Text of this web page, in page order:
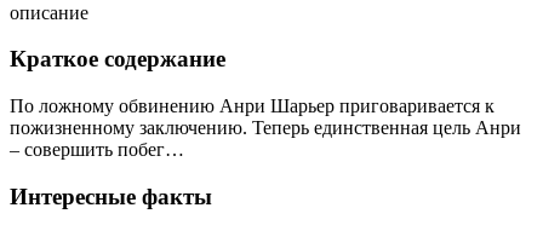
описание
Краткое содержание
По ложному обвинению Анри Шарьер приговаривается к
пожизненному заключению. Теперь единственная цель Анри
– совершить побег…
Интересные факты